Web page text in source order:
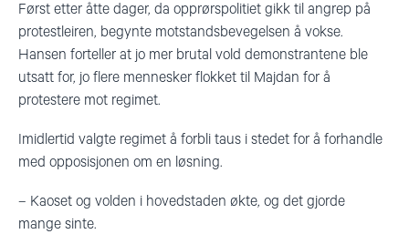
Først etter åtte dager, da opprørspolitiet gikk til angrep på
protestleiren, begynte motstandsbevegelsen å vokse.
Hansen forteller at jo mer brutal vold demonstrantene ble
utsatt for, jo flere mennesker flokket til Majdan for å
protestere mot regimet.
Imidlertid valgte regimet å forbli taus i stedet for å forhandle
med opposisjonen om en løsning.
– Kaoset og volden i hovedstaden økte, og det gjorde
mange sinte.